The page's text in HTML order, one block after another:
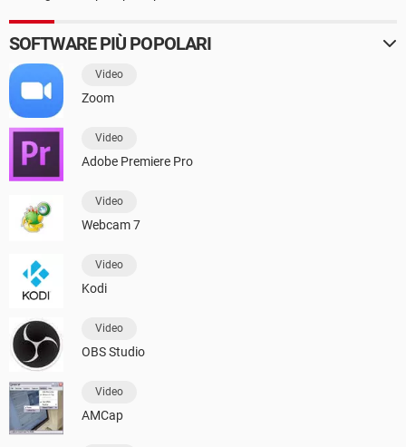
SOFTWARE PIÙ POPOLARI
Video
Zoom
Video
Adobe Premiere Pro
Video
Webcam 7
Video
Kodi
Video
OBS Studio
Video
AMCap